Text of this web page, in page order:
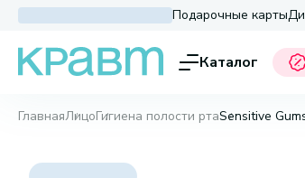
Подарочные карты
Каталог
ГлавнаяЛицоГигиена полости ртаSensitive